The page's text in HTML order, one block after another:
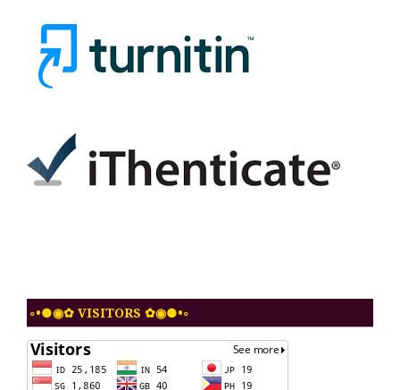
◦•●◉✿ VISITORS ✿◉●•◦